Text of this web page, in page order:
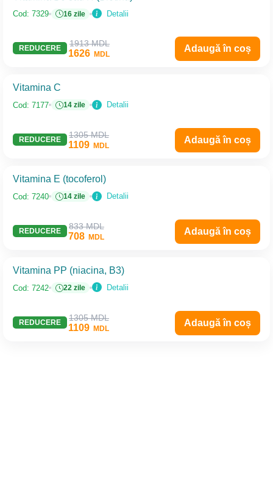
Cod: 7329 16 zile Detalii
REDUCERE 1913 MDL
1626 MDL
Adaugă în coș
Vitamina C
Cod: 7177 14 zile Detalii
REDUCERE 1305 MDL
1109 MDL
Adaugă în coș
Vitamina E (tocoferol)
Cod: 7240 14 zile Detalii
REDUCERE 833 MDL
708 MDL
Adaugă în coș
Vitamina PP (niacina, B3)
Cod: 7242 22 zile Detalii
REDUCERE 1305 MDL
1109 MDL
Adaugă în coș